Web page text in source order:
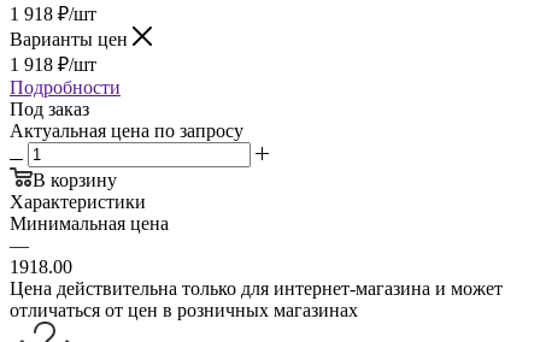
1 918 ₽/шт
Варианты цен
1 918 ₽/шт
Подробности
Под заказ
Актуальная цена по запросу
В корзину
Характеристики
Минимальная цена
—
1918.00
Цена действительна только для интернет-магазина и может
отличаться от цен в розничных магазинах